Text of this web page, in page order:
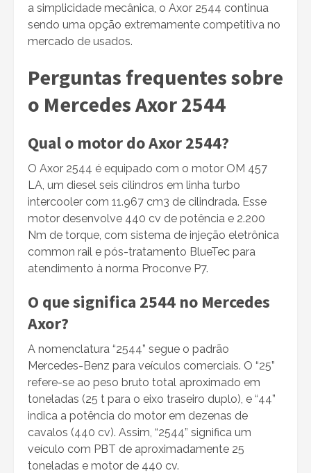
a simplicidade mecânica, o Axor 2544 continua
sendo uma opção extremamente competitiva no
mercado de usados.
Perguntas frequentes sobre
o Mercedes Axor 2544
Qual o motor do Axor 2544?
O Axor 2544 é equipado com o motor OM 457
LA, um diesel seis cilindros em linha turbo
intercooler com 11.967 cm3 de cilindrada. Esse
motor desenvolve 440 cv de potência e 2.200
Nm de torque, com sistema de injeção eletrônica
common rail e pós-tratamento BlueTec para
atendimento à norma Proconve P7.
O que significa 2544 no Mercedes
Axor?
A nomenclatura “2544” segue o padrão
Mercedes-Benz para veículos comerciais. O “25”
refere-se ao peso bruto total aproximado em
toneladas (25 t para o eixo traseiro duplo), e “44”
indica a potência do motor em dezenas de
cavalos (440 cv). Assim, “2544” significa um
veículo com PBT de aproximadamente 25
toneladas e motor de 440 cv.